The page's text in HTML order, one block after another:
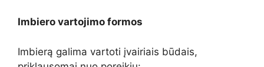
Imbiero vartojimo formos
Imbierą galima vartoti įvairiais būdais,